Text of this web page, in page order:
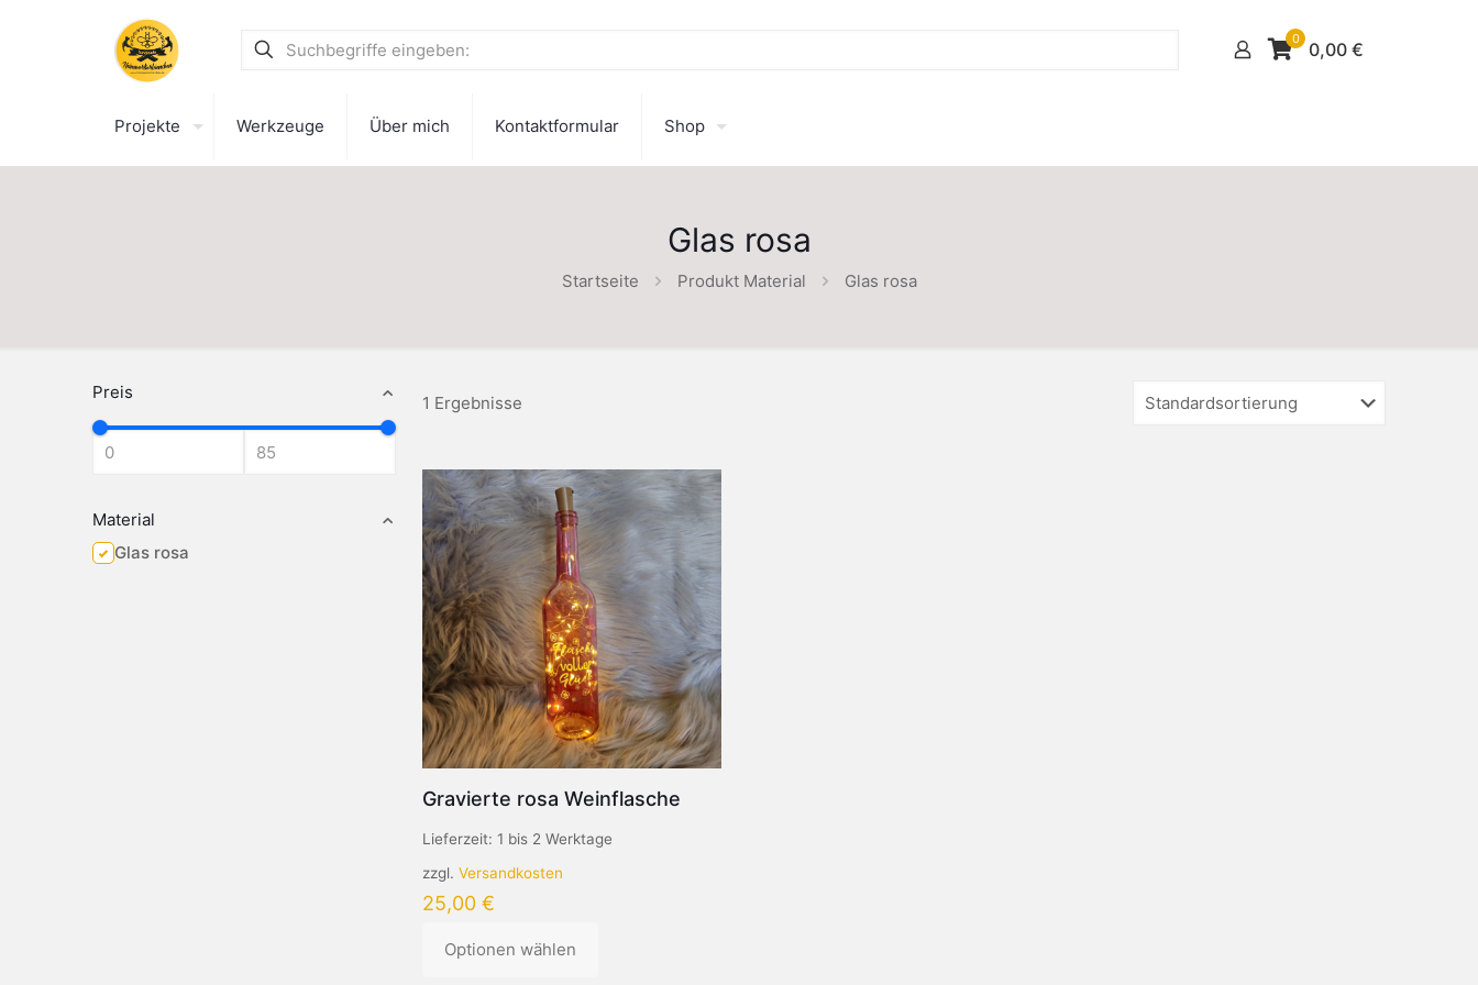
0 0,00 €
Projekte Werkzeuge Über mich Kontaktformular Shop
Glas rosa
Startseite Produkt Material Glas rosa
Preis
Material
Glas rosa
1 Ergebnisse
Gravierte rosa Weinflasche
Lieferzeit: 1 bis 2 Werktage
zzgl. Versandkosten
25,00 €
Optionen wählen